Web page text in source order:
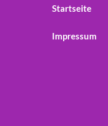
Startseite
Impressum